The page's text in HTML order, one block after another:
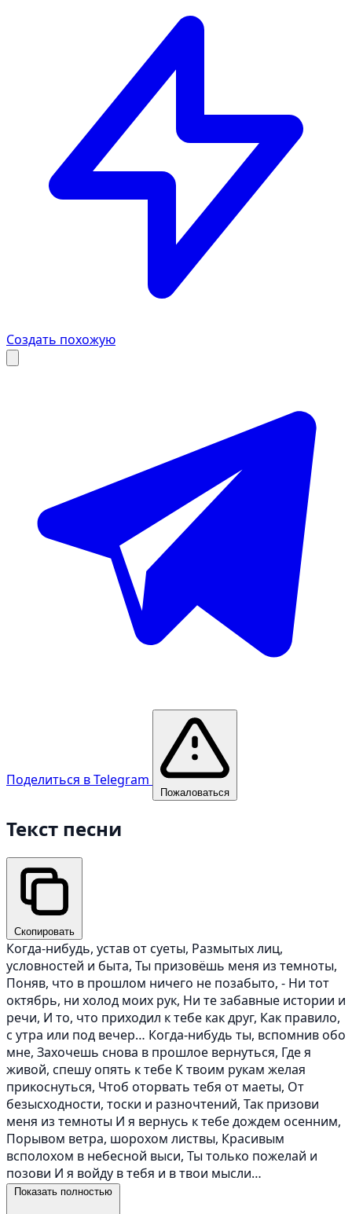
Создать похожую
Поделиться в Telegram
Пожаловаться
Текст песни
Скопировать
Когда-нибудь, устав от суеты, Размытых лиц,
условностей и быта, Ты призовёшь меня из темноты,
Поняв, что в прошлом ничего не позабыто, - Ни тот
октябрь, ни холод моих рук, Ни те забавные истории и
речи, И то, что приходил к тебе как друг, Как правило,
с утра или под вечер… Когда-нибудь ты, вспомнив обо
мне, Захочешь снова в прошлое вернуться, Где я
живой, спешу опять к тебе К твоим рукам желая
прикоснуться, Чтоб оторвать тебя от маеты, От
безысходности, тоски и разночтений, Так призови
меня из темноты И я вернусь к тебе дождем осенним,
Порывом ветра, шорохом листвы, Красивым
всполохом в небесной выси, Ты только пожелай и
позови И я войду в тебя и в твои мысли…
Показать полностью